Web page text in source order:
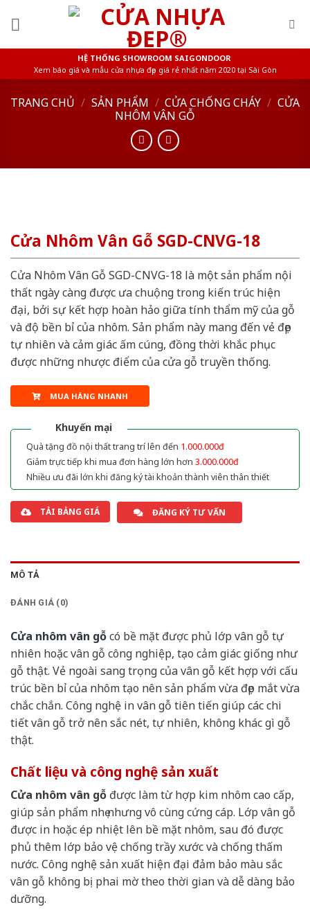
HỆ THỐNG SHOWROOM SAIGONDOOR
Xem báo giá và mẫu cửa nhựa đẹp giá rẻ nhất năm 2020 tại Sài Gòn
TRANG CHỦ / SẢN PHẨM / CỬA CHỐNG CHÁY / CỬA
NHÔM VÂN GỖ
Cửa Nhôm Vân Gỗ SGD-CNVG-18
Cửa Nhôm Vân Gỗ SGD-CNVG-18 là một sản phẩm nội
thất ngày càng được ưa chuộng trong kiến trúc hiện
đại, bởi sự kết hợp hoàn hảo giữa tính thẩm mỹ của gỗ
và độ bền bỉ của nhôm. Sản phẩm này mang đến vẻ đẹp
tự nhiên và cảm giác ấm cúng, đồng thời khắc phục
được những nhược điểm của cửa gỗ truyền thống.
MUA HÀNG NHANH
Khuyến mại
Quà tặng đồ nội thất trang trí lên đến 1.000.000đ
Giảm trực tiếp khi mua đơn hàng lớn hơn 3.000.000đ
Nhiều ưu đãi lớn khi đăng ký tài khoản thành viên thân thiết
TẢI BẢNG GIÁ ĐĂNG KÝ TƯ VẤN
MÔ TẢ
ĐÁNH GIÁ (0)
Cửa nhôm vân gỗcó bề mặt được phủ lớp vân gỗ tự
nhiên hoặc vân gỗ công nghiệp, tạo cảm giác giống như
gỗ thật. Vẻ ngoài sang trọng của vân gỗ kết hợp với cấu
trúc bền bỉ của nhôm tạo nên sản phẩm vừa đẹp mắt vừa
chắc chắn. Công nghệ in vân gỗ tiên tiến giúp các chi
tiết vân gỗ trở nên sắc nét, tự nhiên, không khác gì gỗ
thật.
Chất liệu và công nghệ sản xuất
Cửa nhôm vân gỗ được làm từ hợp kim nhôm cao cấp,
giúp sản phẩm nhẹ nhưng vô cùng cứng cáp. Lớp vân gỗ
được in hoặc ép nhiệt lên bề mặt nhôm, sau đó được
phủ thêm lớp bảo vệ chống trầy xước và chống thấm
nước. Công nghệ sản xuất hiện đại đảm bảo màu sắc
vân gỗ không bị phai mờ theo thời gian và dễ dàng bảo
dưỡng.